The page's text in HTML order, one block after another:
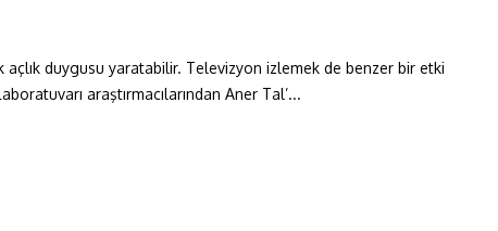
açlık duygusu yaratabilir. Televizyon izlemek de benzer bir etki
araştırmacılarından Aner Tal’...